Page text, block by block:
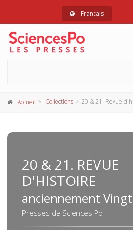
Français
Accueil Collections 20 & 21. Revue
20 & 21. REVUE
D'HISTOIRE
anciennement
Presses de Sciences Po